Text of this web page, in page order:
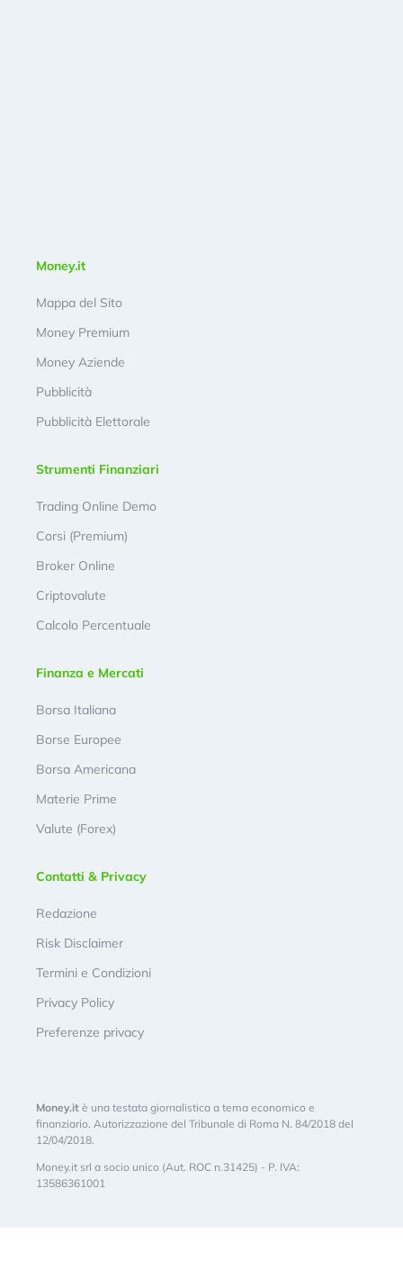
Money.it
Mappa del Sito
Money Premium
Money Aziende
Pubblicità
Pubblicità Elettorale
Strumenti Finanziari
Trading Online Demo
Corsi (Premium)
Broker Online
Criptovalute
Calcolo Percentuale
Finanza e Mercati
Borsa Italiana
Borse Europee
Borsa Americana
Materie Prime
Valute (Forex)
Contatti & Privacy
Redazione
Risk Disclaimer
Termini e Condizioni
Privacy Policy
Preferenze privacy
Money.it è una testata giornalistica a tema economico e
finanziario. Autorizzazione del Tribunale di Roma N. 84/2018 del
12/04/2018.
Money.it srl a socio unico (Aut. ROC n.31425) - P. IVA:
13586361001